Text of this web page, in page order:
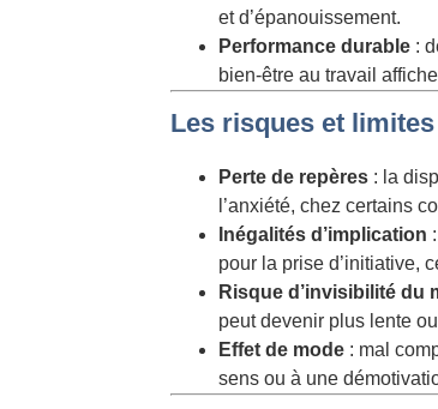
et d’épanouissement.
Performance durable :
bien-être au travail
Les risques et
Perte de repères : la
l’anxiété, chez certains
Inégalités d’implication
pour la prise d’initiative,
Risque d’invisibilité du
peut devenir plus lente
Effet de mode : mal
sens ou à une